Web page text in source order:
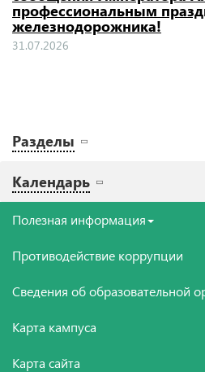
профессиональным
железнодорожника!
31.07.2026
Разделы
Календарь
Полезная информация
Противодействие коррупции
Сведения об образовательной
Карта кампуса
Карта сайта